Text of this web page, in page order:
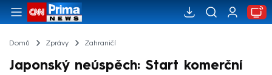
Domů Zprávy Zahraničí
Japonský neúspěch: Start komerční